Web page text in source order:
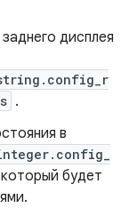
дисплея
.
в
будет